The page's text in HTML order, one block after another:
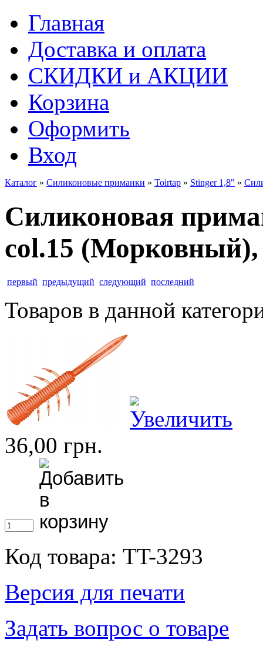
Главная
Доставка и оплата
СКИДКИ и АКЦИИ
Корзина
Оформить
Вход
Каталог » Силиконовые приманки » Toirtap » Stinger 1,8" »
Силиконовая
col.15
первый предыдущий следующий последний
Товаров в данной
36,00 грн.
Код товара: TT-3293
Версия для печати
Задать вопрос о товаре